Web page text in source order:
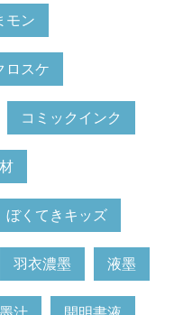
モン
ロスケ
コミックインク
ぼくてきキッズ
羽衣濃墨 液墨